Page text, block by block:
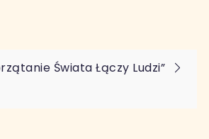
Świata Łączy Ludzi”